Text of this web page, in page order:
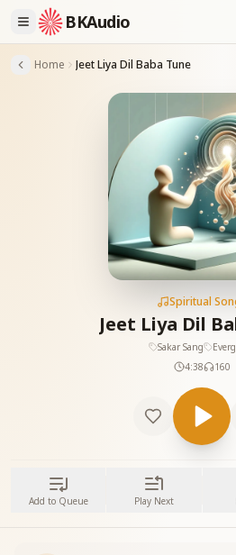
BKAudio
Home Jeet Liya Dil Baba Tune
Spiritual
Jeet Liya Dil
Sakar Sang
4:38
160
Add to Queue Play Next